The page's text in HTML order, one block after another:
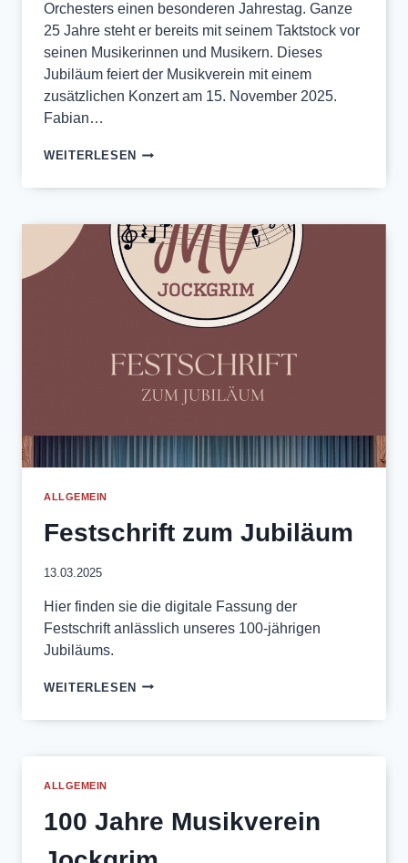
Orchesters einen besonderen Jahrestag. Ganze
25 Jahre steht er bereits mit seinem Taktstock vor
seinen Musikerinnen und Musikern. Dieses
Jubiläum feiert der Musikverein mit einem
zusätzlichen Konzert am 15. November 2025.
Fabian…
WEITERLESEN ROCK
BLASMUSIK
25
JAHRE
DIRIGENT
FABIAN
METZ
ALLGEMEIN
Festschrift zum Jubiläum
13.03.2025
Hier finden sie die digitale Fassung der
Festschrift anlässlich unseres 100-jährigen
Jubiläums.
WEITERLESEN FESTSCHRIFT
JUBILÄUM
ALLGEMEIN
100 Jahre Musikverein